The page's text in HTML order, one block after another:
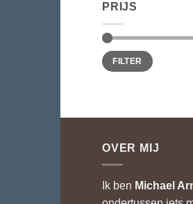
PRIJS
Min.
prijs
Max.
prijsFILTER
OVER MIJ
Ik ben Michael